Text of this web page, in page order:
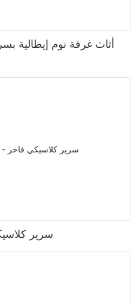
أثاث غرفة نوم إيطالية
سرير